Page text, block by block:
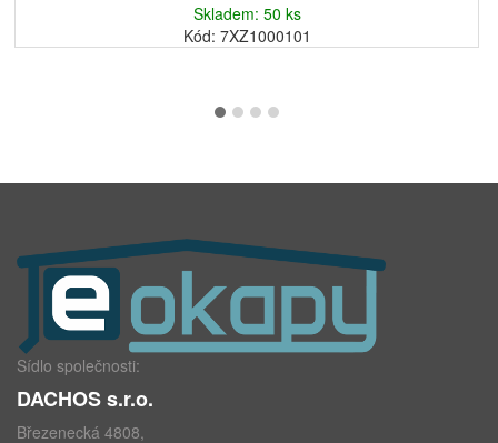
Skladem: 50 ks
Kód: 7XZ1000101
Sídlo společnosti:
DACHOS s.r.o.
Březenecká 4808,